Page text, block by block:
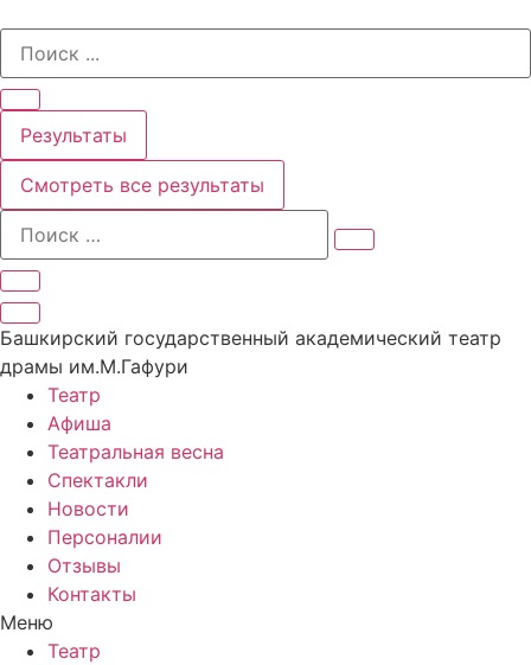
содержимому
Search
Результаты
Смотреть все результаты
Башкирский государственный академический театр
драмы им.М.Гафури
Театр
Афиша
Театральная весна
Спектакли
Новости
Персоналии
Отзывы
Контакты
Меню
Театр